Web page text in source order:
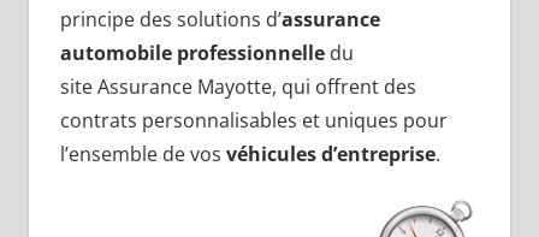
principe des solutions d’assurance
automobile professionnelledu
site Assurance Mayotte, qui offrent des
contrats personnalisables et uniques pour
l’ensemble de vos véhicules d’entreprise.